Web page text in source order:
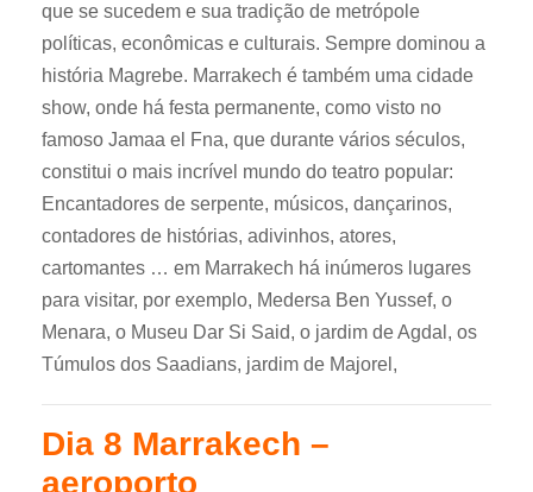
que se sucedem e sua tradição de metrópole
políticas, econômicas e culturais. Sempre dominou a
história Magrebe. Marrakech é também uma cidade
show, onde há festa permanente, como visto no
famoso Jamaa el Fna, que durante vários séculos,
constitui o mais incrível mundo do teatro popular:
Encantadores de serpente, músicos, dançarinos,
contadores de histórias, adivinhos, atores,
cartomantes … em Marrakech há inúmeros lugares
para visitar, por exemplo, Medersa Ben Yussef, o
Menara, o Museu Dar Si Said, o jardim de Agdal, os
Túmulos dos Saadians, jardim de Majorel,
Dia 8 Marrakech –
aeroporto